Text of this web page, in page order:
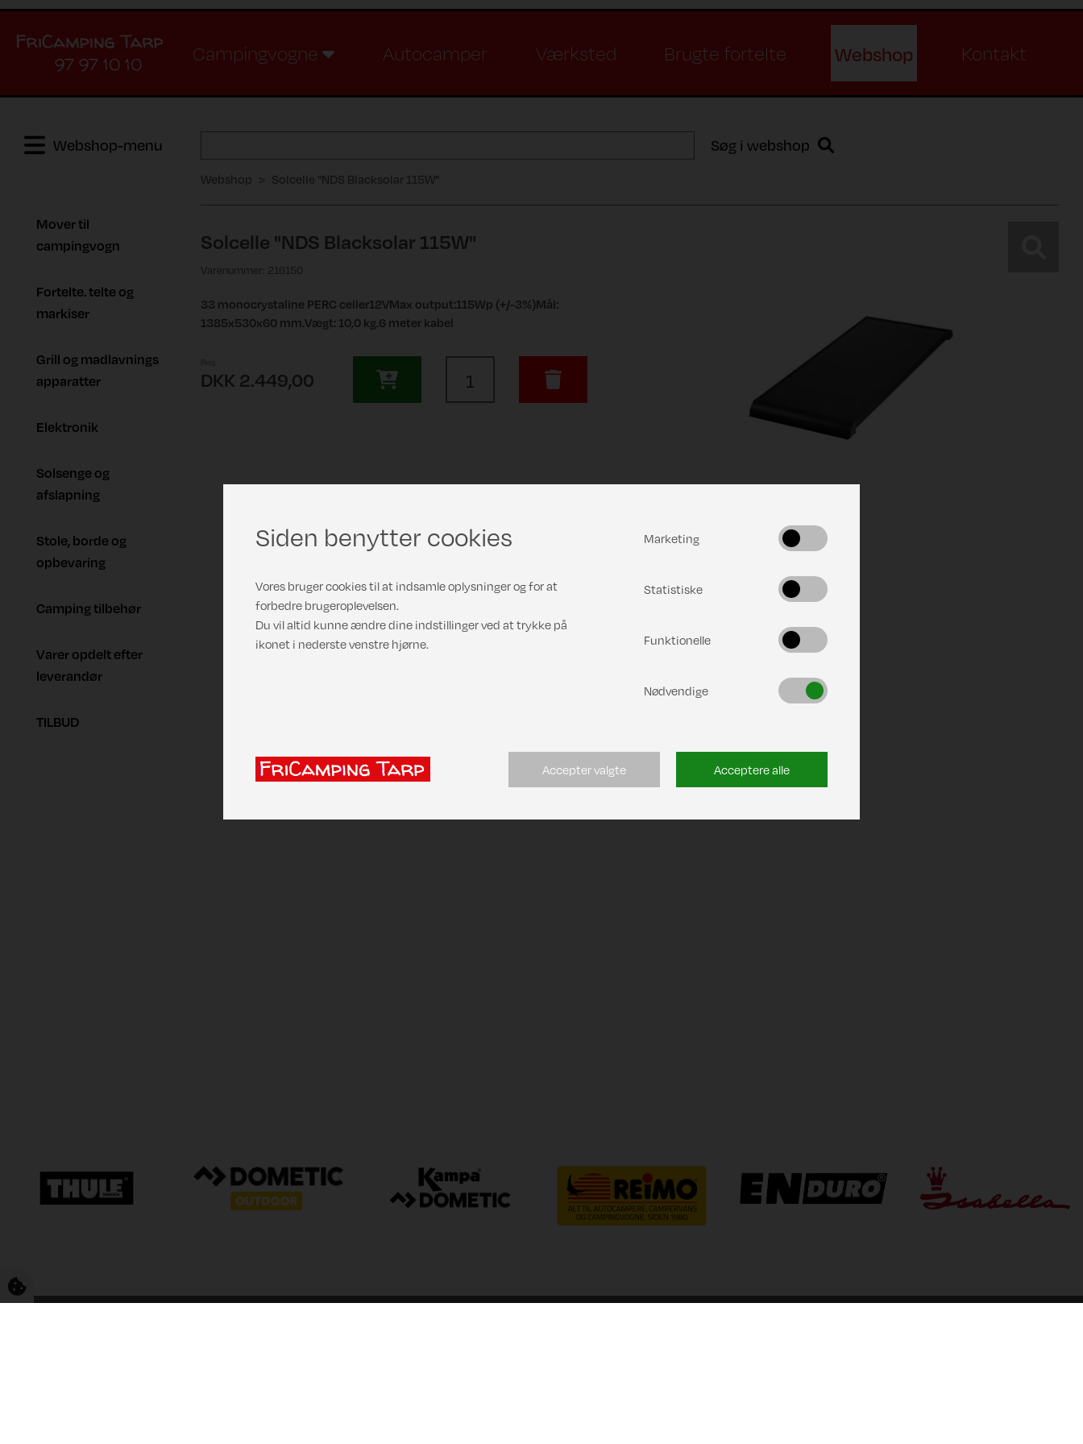
97 97 10 10
Campingvogne Autocamper Værksted Brugte fortelte Webshop Kontakt
Webshop-menu Søg i webshop
Webshop Solcelle "NDS Blacksolar 115W"
Mover til
campingvogn
Fortelte. telte og
markiser
Grill og madlavnings
apparatter
Elektronik
Solsenge og
afslapning
Stole, borde og
opbevaring
Camping tilbehør
Varer opdelt efter
leverandør
TILBUD
Solcelle "NDS Blacksolar 115W"
Varenummer: 216150
33 monocrystaline PERC celler12VMax output:115Wp (+/-3%)Mål:
1385x530x60 mm.Vægt: 10,0 kg.6 meter kabel
DKK 2.449,00
Siden benytter cookies
Vores bruger cookies til at indsamle oplysninger og for at
forbedre brugeroplevelsen.
Du vil altid kunne ændre dine indstillinger ved at trykke på
ikonet i nederste venstre hjørne.
Marketing
Statistiske
Funktionelle
Nødvendige
Accepter valgte Acceptere alle